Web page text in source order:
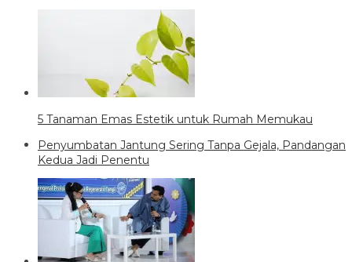
5 Tanaman Emas Estetik untuk Rumah Memukau
Penyumbatan Jantung Sering Tanpa Gejala, Pandangan
Kedua Jadi Penentu